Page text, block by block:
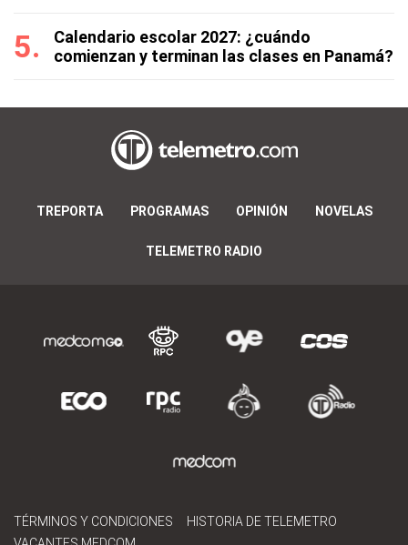
Calendario escolar 2027: ¿cuándo
comienzan y terminan las clases en Panamá?
TREPORTA PROGRAMAS OPINIÓN NOVELAS
TELEMETRO RADIO
TÉRMINOS Y CONDICIONES
HISTORIA DE TELEMETRO